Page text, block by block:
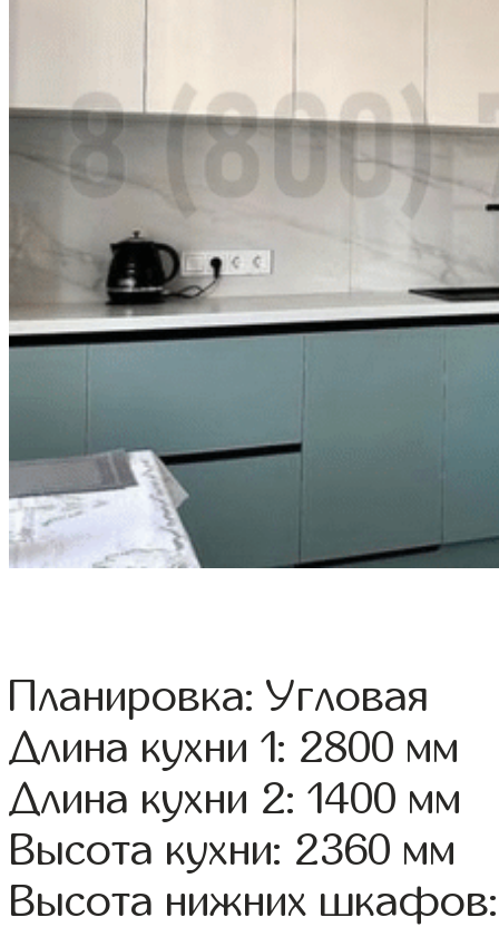
Планировка: Угловая
Длина кухни 1: 2800 мм
Длина кухни 2: 1400 мм
Высота кухни: 2360 мм
Высота нижних